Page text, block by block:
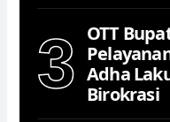
3
OTT
Adha
Birokrasi